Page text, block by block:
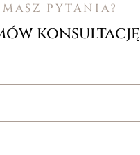
MASZ PYTANIA?
konsultację